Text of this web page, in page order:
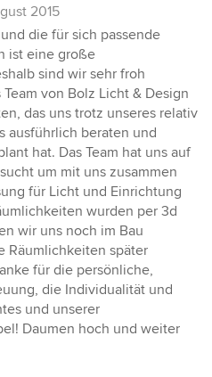
2015
die für sich passende
ist eine große
sind wir sehr froh
von Bolz Licht & Design
das uns trotz unseres relativ
ausführlich beraten und
hat. Das Team hat uns auf
um mit uns zusammen
für Licht und Einrichtung
wurden per 3d
wir uns noch im Bau
Räumlichkeiten später
für die persönliche,
die Individualität und
und unserer
Daumen hoch und weiter